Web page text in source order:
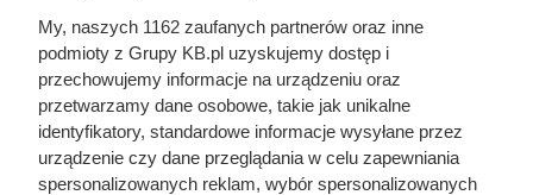
My, naszych 1162 zaufanych partnerów oraz inne
podmioty z Grupy KB.pl uzyskujemy dostęp i
przechowujemy informacje na urządzeniu oraz
przetwarzamy dane osobowe, takie jak unikalne
identyfikatory, standardowe informacje wysyłane przez
urządzenie czy dane przeglądania w celu zapewniania
spersonalizowanych reklam, wybór spersonalizowanych